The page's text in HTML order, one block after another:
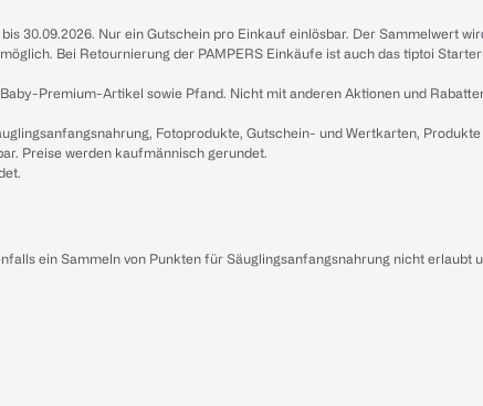
30.09.2026. Nur ein Gutschein pro Einkauf einlösbar. Der Sammelwert
Bei Retournierung der PAMPERS Einkäufe ist auch das tiptoi
Premium-Artikel sowie Pfand. Nicht mit anderen Aktionen und
Fotoprodukte, Gutschein- und Wertkarten,
Preise werden kaufmännisch gerundet.
ein Sammeln von Punkten für Säuglingsanfangsnahrung nicht erlaubt